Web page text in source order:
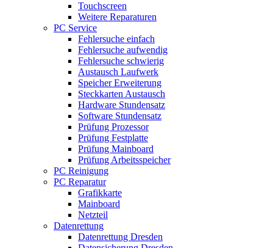
Touchscreen
Weitere Reparaturen
PC Service
Fehlersuche einfach
Fehlersuche aufwendig
Fehlersuche schwierig
Austausch Laufwerk
Speicher Erweiterung
Steckkarten Austausch
Hardware Stundensatz
Software Stundensatz
Prüfung Prozessor
Prüfung Festplatte
Prüfung Mainboard
Prüfung Arbeitsspeicher
PC Reinigung
PC Reparatur
Grafikkarte
Mainboard
Netzteil
Datenrettung
Datenrettung Dresden